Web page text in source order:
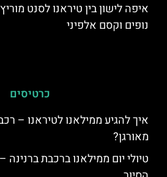
איפה לישון בין טיראנו לסנט
נופים וקסם אלפיני
כרטיסים
איך להגיע ממילאנו לטיראנו –
מאורגן?
טיולי יום ממילאנו ברכבת ברנינה